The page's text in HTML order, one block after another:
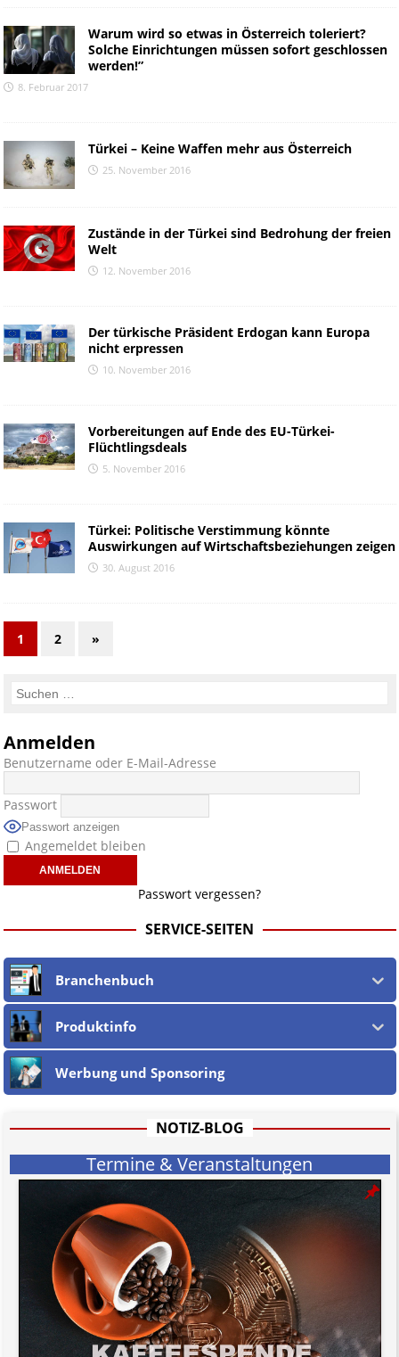
Warum wird so etwas in Österreich toleriert?
Solche Einrichtungen müssen sofort geschlossen
werden!”
8. Februar 2017
Türkei – Keine Waffen mehr aus Österreich
25. November 2016
Zustände in der Türkei sind Bedrohung der freien
Welt
12. November 2016
Der türkische Präsident Erdogan kann Europa
nicht erpressen
10. November 2016
Vorbereitungen auf Ende des EU-Türkei-
Flüchtlingsdeals
5. November 2016
Türkei: Politische Verstimmung könnte
Auswirkungen auf Wirtschaftsbeziehungen zeigen
30. August 2016
1 2 »
Anmelden
Benutzername oder E-Mail-Adresse
Passwort
Passwort anzeigen
Angemeldet bleiben
Passwort vergessen?
SERVICE-SEITEN
Branchenbuch
Produktinfo
Werbung und Sponsoring
NOTIZ-BLOG
Termine & Veranstaltungen